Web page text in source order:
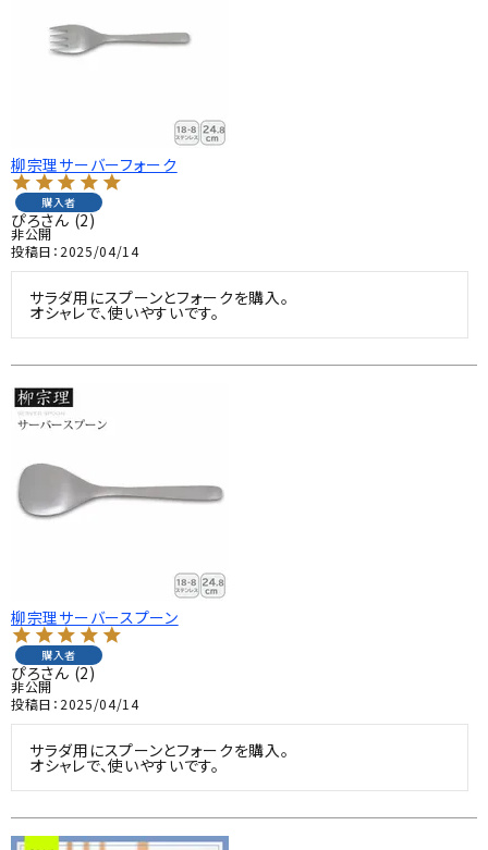
柳宗理サーバーフォーク
購入者
ぴろ 2
非公開
投稿日 2025/04/14
サラダ用にスプーンとフォークを購入。
オシャレで、使いやすいです。
柳宗理サーバースプーン
購入者
ぴろ 2
非公開
投稿日 2025/04/14
サラダ用にスプーンとフォークを購入。
オシャレで、使いやすいです。